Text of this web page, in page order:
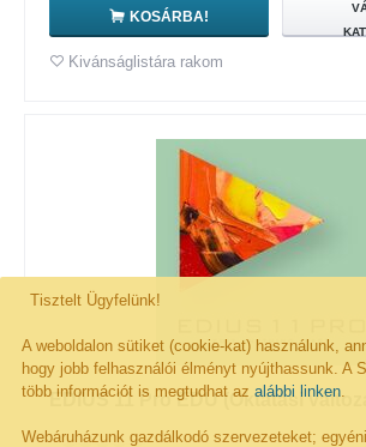
Tisztelt Ügyfelünk!
A weboldalon sütiket (cookie-kat) használunk,
hogy jobb felhasználói élményt nyújthassunk. A
több információt is megtudhat az alábbi linken
Webáruházunk gazdálkodó szervezeteket;
KOSÁRBA!
Kivánságlistára rakom
EDIUS 11 Pro EDU (Oktatási